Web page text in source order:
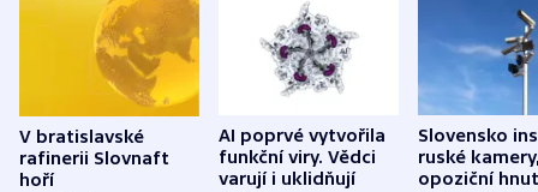
V bratislavské
rafinerii Slovnaft
hoří
AI poprvé vytvořila
funkční viry. Vědci
varují i uklidňují
Slovensko
ruské
opoziční